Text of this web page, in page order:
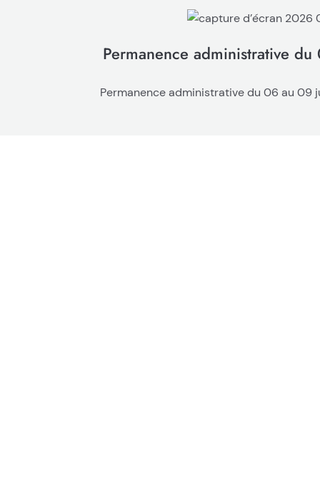
Permanence administrative
Permanence administrative du 06 au 09